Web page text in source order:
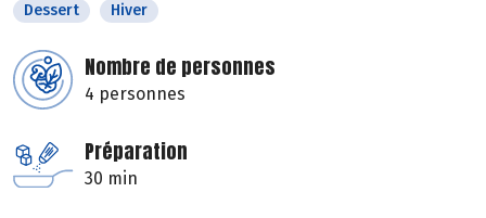
Dessert Hiver
Nombre de personnes
4 personnes
Préparation
30 min